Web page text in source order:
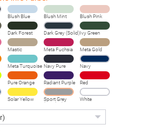
Blush Blue Blush Mint Blush Pink
Dark Forest Dark Grey (Solid)Ivy Green
Mastic Meta Fuchsia Meta Gold
Meta Turquoise Navy Pure Navy
Pure Orange Radiant Purple Red
Solar Yellow
Sport Grey
(Heather)
White